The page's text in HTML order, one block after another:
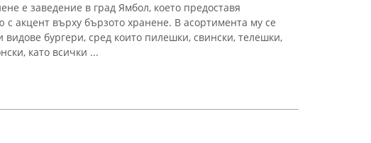
е заведение в град Ямбол, което предоставя
с акцент върху бързото хранене. В асортимента му се
бургери, сред които пилешки, свински, телешки,
като всички ...